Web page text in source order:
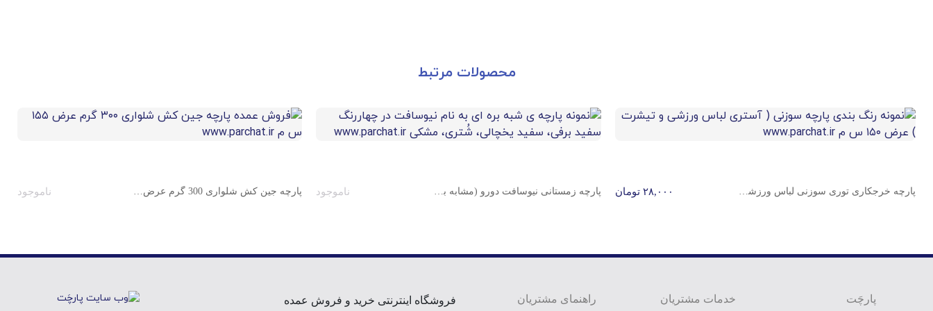
محصولات مرتبط
پارچه خرجکاری توری سوزنی لباس ورزشی عرض 150 س م ۲۸,۰۰۰ تومان پارچه زمستانی نیوسافت دورو (مشابه بره ای) عرض 150 س م ناموجود پارچه جین کش شلواری 300 گرم عرض 155 س م ناموجود
پارچَت خدمات مشتریان راهنمای مشتریان فروشگاه اینترنتی خرید و فروش عمده